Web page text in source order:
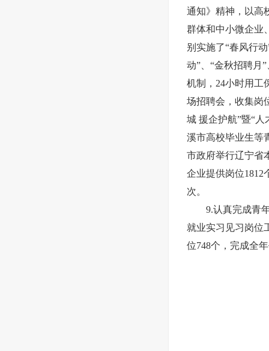
通知》精神，以高
群体和中小微企业
别实施了“春风行
动”、“金秋招聘月
机制，24小时用工
场招聘会，收集岗
城 援企护航”暨“人
溪市高校毕业生等
市政府举行辽宁省
企业提供岗位1812
次。
9.认真完成青
就业实习见习岗位
位748个，完成全